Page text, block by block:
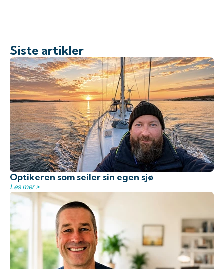
Siste artikler
Optikeren som seiler sin egen sjø
Les mer >